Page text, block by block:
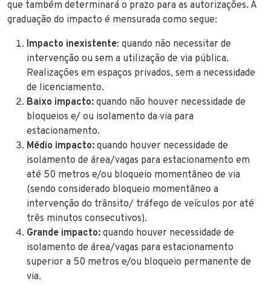
que também determinará o prazo para as autorizações. A
graduação do impacto é mensurada como segue:
Impacto inexistente: quando não necessitar de
intervenção ou sem a utilização de via pública.
Realizações em espaços privados, sem a necessidade
de licenciamento.
Baixo impacto: quando não houver necessidade de
bloqueios e/ ou isolamento da via para
estacionamento.
Médio impacto: quando houver necessidade de
isolamento de área/vagas para estacionamento em
até 50 metros e/ou bloqueio momentâneo de via
(sendo considerado bloqueio momentâneo a
intervenção do trânsito/ tráfego de veículos por até
três minutos consecutivos).
Grande impacto: quando houver necessidade de
isolamento de área/vagas para estacionamento
superior a 50 metros e/ou bloqueio permanente de
via.